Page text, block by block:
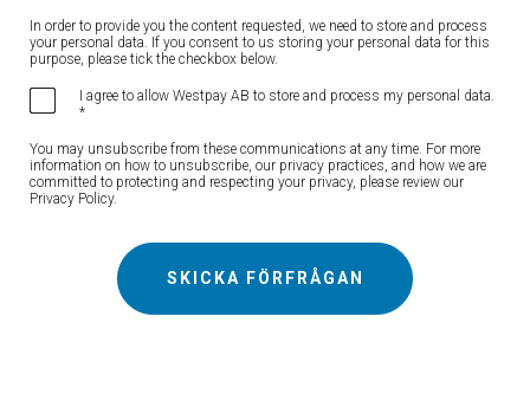
In order to provide you the content requested, we need to store and process
your personal data. If you consent to us storing your personal data for this
purpose, please tick the checkbox below.
I agree to allow Westpay AB to store and process my personal data.
*
You may unsubscribe from these communications at any time. For more
information on how to unsubscribe, our privacy practices, and how we are
committed to protecting and respecting your privacy, please review our
Privacy Policy.